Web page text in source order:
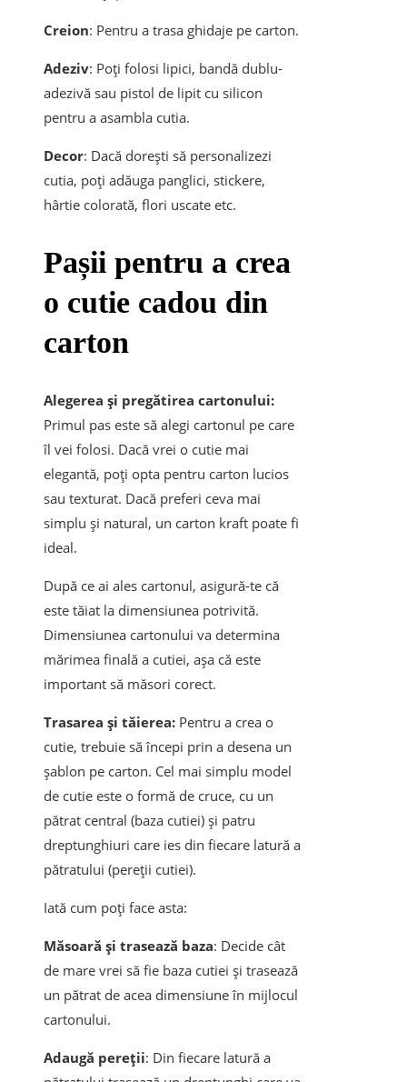
Creion: Pentru a trasa ghidaje pe carton.
Adeziv: Poți folosi lipici, bandă dublu-
adezivă sau pistol de lipit cu silicon
pentru a asambla cutia.
Decor: Dacă dorești să personalizezi
cutia, poți adăuga panglici, stickere,
hârtie colorată, flori uscate etc.
Pașii pentru a crea
o cutie cadou din
carton
Alegerea și pregătirea cartonului:
Primul pas este să alegi cartonul pe care
îl vei folosi. Dacă vrei o cutie mai
elegantă, poți opta pentru carton lucios
sau texturat. Dacă preferi ceva mai
simplu și natural, un carton kraft poate fi
ideal.
După ce ai ales cartonul, asigură-te că
este tăiat la dimensiunea potrivită.
Dimensiunea cartonului va determina
mărimea finală a cutiei, așa că este
important să măsori corect.
Trasarea și tăierea: Pentru a crea o
cutie, trebuie să începi prin a desena un
șablon pe carton. Cel mai simplu model
de cutie este o formă de cruce, cu un
pătrat central (baza cutiei) și patru
dreptunghiuri care ies din fiecare latură a
pătratului (pereții cutiei).
Iată cum poți face asta:
Măsoară și trasează baza: Decide cât
de mare vrei să fie baza cutiei și trasează
un pătrat de acea dimensiune în mijlocul
cartonului.
Adaugă pereții: Din fiecare latură a